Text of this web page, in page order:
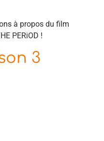
à propos du film
PERiOD !
3